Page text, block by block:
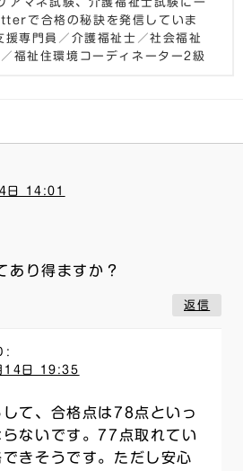
で合格の秘訣を発信していま
専門員／介護福祉士／社会福祉
福祉住環境コーディネーター2級
日 14:01
あり得ますか？
返信
:
14日 19:35
て、合格点は78点といっ
ないです。77点取れてい
きそうです。ただし安心